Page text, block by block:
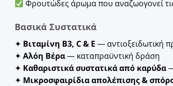
Φρουτώδες άρωμα που αναζωογονεί
Βασικά Συστατικά
✦ Βιταμίνη Β3, C & Ε — αντιοξειδωτική
✦ Αλόη Βέρα— καταπραϋντική δράση
✦ Καθαριστικά συστατικά από καρύδα
✦ Μικροσφαιρίδια απολέπισης &